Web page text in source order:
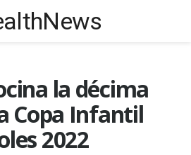
la décima
Copa Infantil
2022